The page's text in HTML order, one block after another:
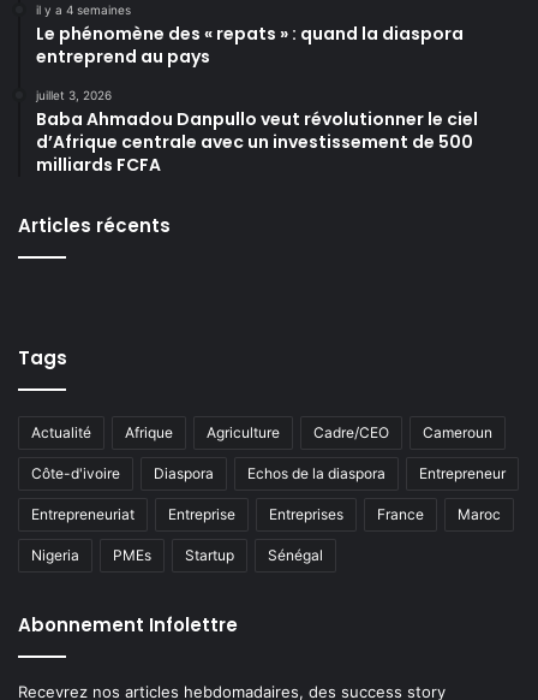
il y a 4 semaines
Le phénomène des « repats » : quand la diaspora
entreprend au pays
juillet 3, 2026
Baba Ahmadou Danpullo veut révolutionner le ciel
d’Afrique centrale avec un investissement de 500
milliards FCFA
Articles récents
Tags
Actualité Afrique Agriculture Cadre/CEO Cameroun
Côte-d'ivoire Diaspora Echos de la diaspora Entrepreneur
Entrepreneuriat Entreprise Entreprises France Maroc
Nigeria PMEs Startup Sénégal
Abonnement Infolettre
Recevrez nos articles hebdomadaires, des success story